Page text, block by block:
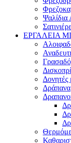
ΕΡΓΑΛΕΙΑ
Δονητές
Δράπανα